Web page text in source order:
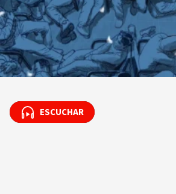
ESCUCHAR
ESCUCHAR